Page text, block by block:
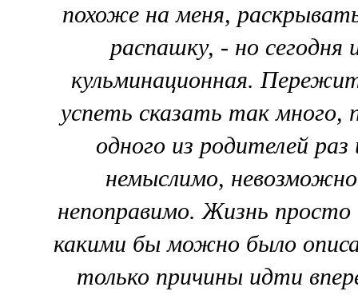
похоже на меня,
распашку, - но сегодня
кульминационная.
успеть сказать так
одного из родителей
немыслимо,
непоправимо. Жизнь
какими бы можно было
только причины идти